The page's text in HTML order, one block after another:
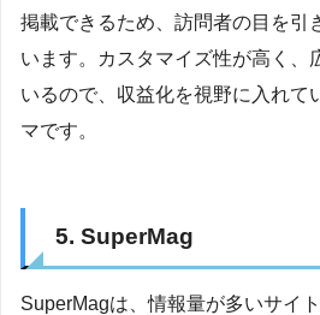
掲載できるため、訪問者の目を引
います。カスタマイズ性が高く、
いるので、収益化を視野に入れて
マです。
5. SuperMag
SuperMagは、情報量が多いサイ